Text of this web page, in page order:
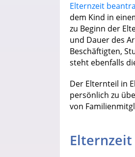
Elternzeit
dem Kind in
zu Beginn der
und Dauer des
Beschäftigten,
steht ebenfalls
Der Elternteil in
persönlich zu
von